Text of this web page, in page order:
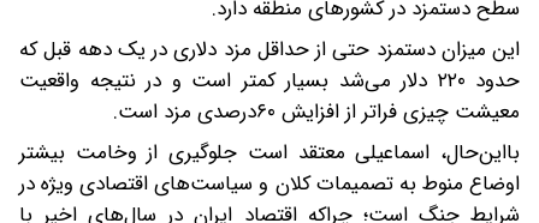
سطح دستمزد در کشورهای منطقه دارد.
این میزان دستمزد حتی از حداقل مزد دلاری در یک دهه قبل که
حدود ۲۲۰ دلار می‌شد بسیار کمتر است و در نتیجه واقعیت
معیشت چیزی فراتر از افزایش ۶۰‌درصدی مزد است.
با‌این‌حال، اسماعیلی معتقد است‌ جلوگیری از وخامت بیشتر
اوضاع منوط به تصمیمات کلان و سیاست‌های اقتصادی ویژه در
شرایط جنگ است؛ چرا‌که اقتصاد ایران در سال‌های اخیر با